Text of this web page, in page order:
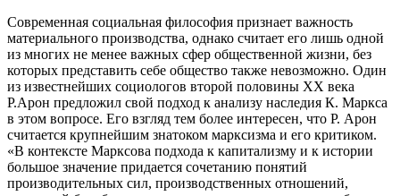
Современная социальная философия признает важность
материального производства, однако считает его лишь одной
из многих не менее важных сфер общественной жизни, без
которых представить себе общество также невозможно. Один
из известнейших социологов второй половины ХХ века
Р.Арон предложил свой подход к анализу наследия К. Маркса
в этом вопросе. Его взгляд тем более интересен, что Р. Арон
считается крупнейшим знатоком марксизма и его критиком.
«В контексте Марксова подхода к капитализму и к истории
большое значение придается сочетанию понятий
производительных сил, производственных отношений,